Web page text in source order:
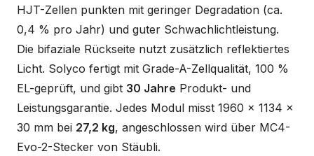
HJT-Zellen punkten mit geringer Degradation (ca.
0,4 % pro Jahr) und guter Schwachlichtleistung.
Die bifaziale Rückseite nutzt zusätzlich reflektiertes
Licht. Solyco fertigt mit Grade-A-Zellqualität, 100 %
EL-geprüft, und gibt 30 Jahre Produkt- und
Leistungsgarantie. Jedes Modul misst 1960 x 1134 x
30 mm bei 27,2 kg, angeschlossen wird über MC4-
Evo-2-Stecker von Stäubli.